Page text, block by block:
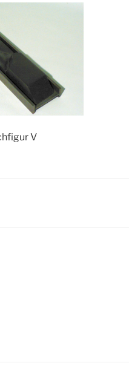
V